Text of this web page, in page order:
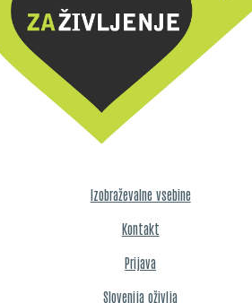
Izobraževalne vsebine
Kontakt
Prijava
Slovenija oživlja